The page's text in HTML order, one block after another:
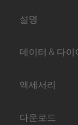
설명
데이터 & 다이
액세서리
다운로드